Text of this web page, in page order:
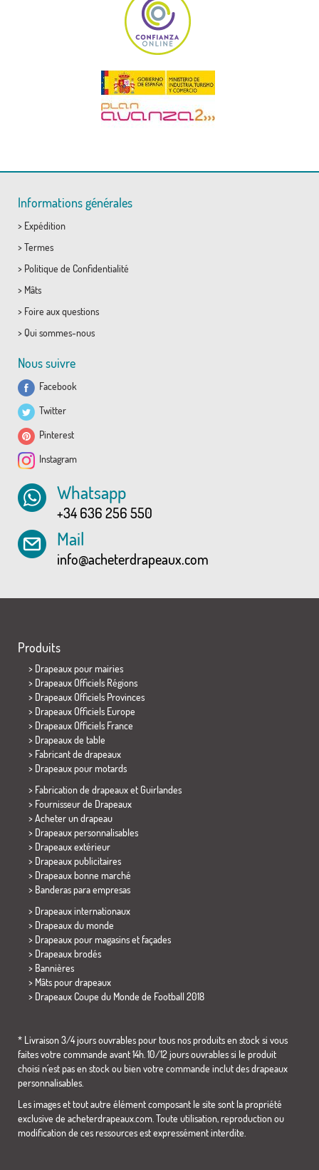
Informations générales
> Expédition
> Termes
> Politique de Confidentialité
> Mâts
> Foire aux questions
> Qui sommes-nous
Nous suivre
Facebook
Twitter
Pinterest
Instagram
Whatsapp
+34 636 256 550
Mail
info@acheterdrapeaux.com
Produits
> Drapeaux pour mairies
> Drapeaux Officiels Régions
> Drapeaux Officiels Provinces
> Drapeaux Officiels Europe
> Drapeaux Officiels France
> Drapeaux de table
> Fabricant de drapeaux
> Drapeaux pour motards
> Fabrication de drapeaux et Guirlandes
> Fournisseur de Drapeaux
> Acheter un drapeau
> Drapeaux personnalisables
> Drapeaux extérieur
> Drapeaux publicitaires
> Drapeaux bonne marché
> Banderas para empresas
> Drapeaux internationaux
> Drapeaux du monde
> Drapeaux pour magasins et façades
> Drapeaux brodés
> Bannières
> Mâts pour drapeaux
> Drapeaux Coupe du Monde de Football 2018
* Livraison 3/4 jours ouvrables pour tous nos produits en stock si vous
faites votre commande avant 14h. 10/12 jours ouvrables si le produit
choisi n´est pas en stock ou bien votre commande inclut des drapeaux
personnalisables.
Les images et tout autre élément composant le site sont la propriété
exclusive de acheterdrapeaux.com. Toute utilisation, reproduction ou
modification de ces ressources est expressément interdite.